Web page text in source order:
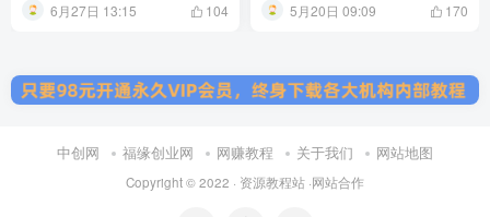
6月27日 13:15 104 5月20日 09:09 170
中创网 福缘创业网 网赚教程 关于我们 网站地图
Copyright © 2022 · 资源教程站 ·网站合作